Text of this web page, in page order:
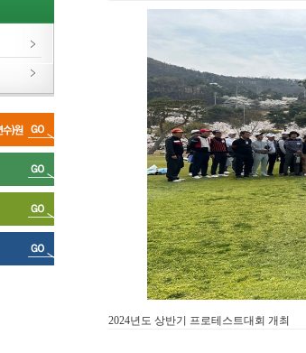
2024년도 상반기 프로테스트대회 개최